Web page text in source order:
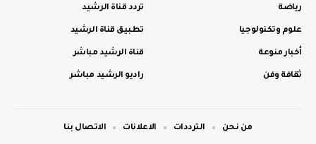
رياضة
علوم وتكنولوجيا
أخبار منوعة
ثقافة وفن
تردد قناة الرشيد
تطبيق قناة الرشيد
قناة الرشيد مباشر
راديو الرشيد مباشر
من نحن الترددات الاعلانات الاتصال بنا